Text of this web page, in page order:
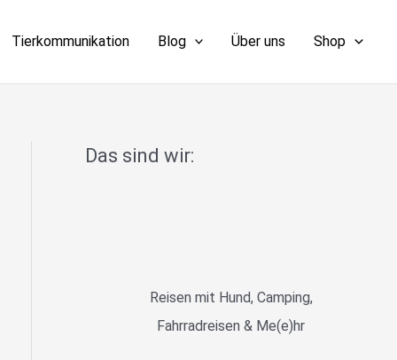
Tierkommunikation Blog Über uns Shop
Das sind wir:
Reisen mit Hund, Camping,
Fahrradreisen & Me(e)hr